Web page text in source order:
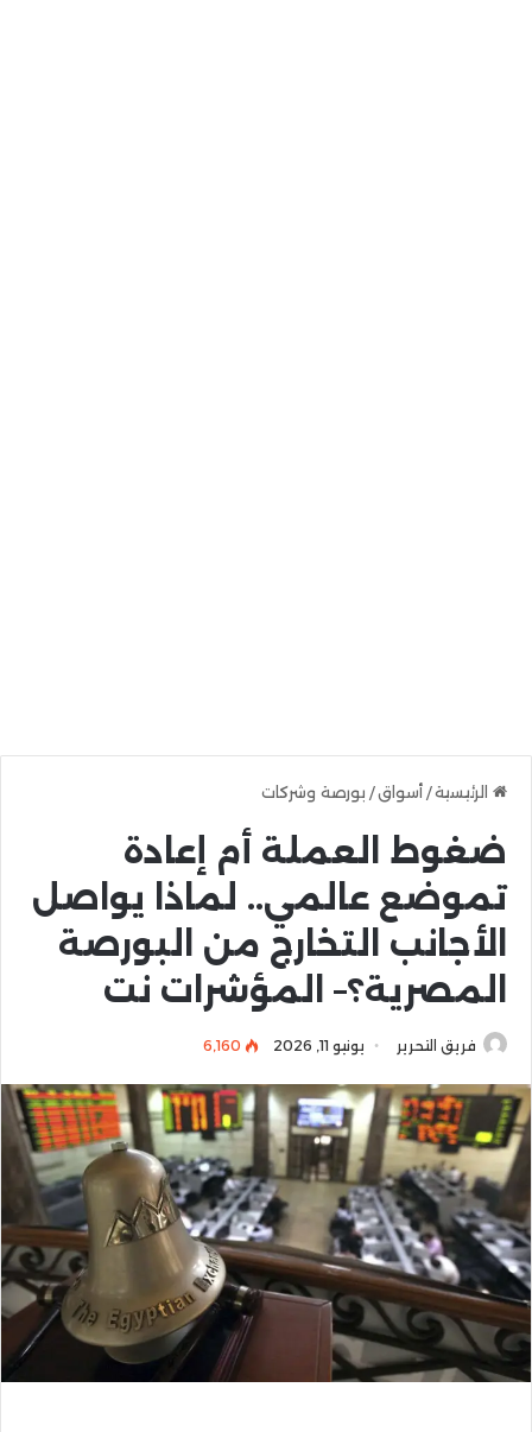
الرئيسية/ أسواق/ بورصة وشركات
ضغوط العملة أم إعادة
تموضع عالمي.. لماذا يواصل
الأجانب التخارج من البورصة
المصرية؟– المؤشرات نت
فريق التحرير يونيو 11, 2026 6٬160